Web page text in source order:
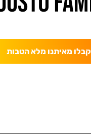
קבלו מאיתנו מלא הטבות